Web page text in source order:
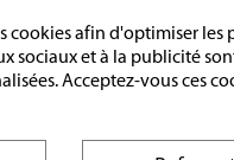
cookies afin d'optimiser
sociaux et à la publicité
Acceptez-vous ces